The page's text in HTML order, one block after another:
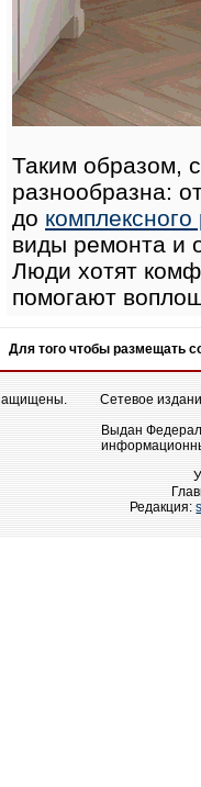
Таким образом,
разнообразна:
до
виды ремонта и
Люди хотят
помогают
Для того чтобы размещать
Сетевое
Выдан
Редакция: